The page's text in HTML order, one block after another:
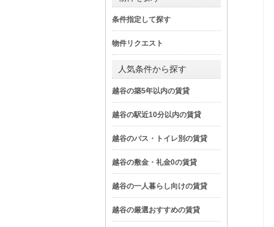
条件指定して探す
物件リクエスト
人気条件から探す
越谷の築5年以内の賃貸
越谷の駅近10分以内の賃貸
越谷のバス・トイレ別の賃貸
越谷の敷金・礼金0の賃貸
越谷の一人暮らし向けの賃貸
越谷の厳選おすすめの賃貸